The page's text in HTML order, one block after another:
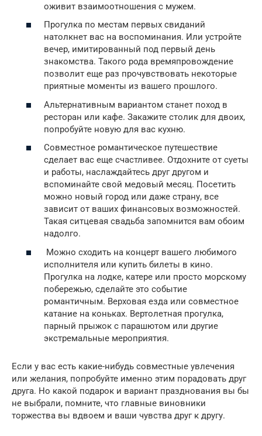
оживит взаимоотношения с мужем.
Прогулка по местам первых свиданий
натолкнет вас на воспоминания. Или устройте
вечер, имитированный под первый день
знакомства. Такого рода времяпровождение
позволит еще раз прочувствовать некоторые
приятные моменты из вашего прошлого.
Альтернативным вариантом станет поход в
ресторан или кафе. Закажите столик для двоих,
попробуйте новую для вас кухню.
Совместное романтическое путешествие
сделает вас еще счастливее. Отдохните от суеты
и работы, наслаждайтесь друг другом и
вспоминайте свой медовый месяц. Посетить
можно новый город или даже страну, все
зависит от ваших финансовых возможностей.
Такая ситцевая свадьба запомнится вам обоим
надолго.
Можно сходить на концерт вашего любимого
исполнителя или купить билеты в кино.
Прогулка на лодке, катере или просто морскому
побережью, сделайте это событие
романтичным. Верховая езда или совместное
катание на коньках. Вертолетная прогулка,
парный прыжок с парашютом или другие
экстремальные мероприятия.
Если у вас есть какие-нибудь совместные увлечения
или желания, попробуйте именно этим порадовать друг
друга. Но какой подарок и вариант празднования вы бы
не выбрали, помните, что главные виновники
торжества вы вдвоем и ваши чувства друг к другу.